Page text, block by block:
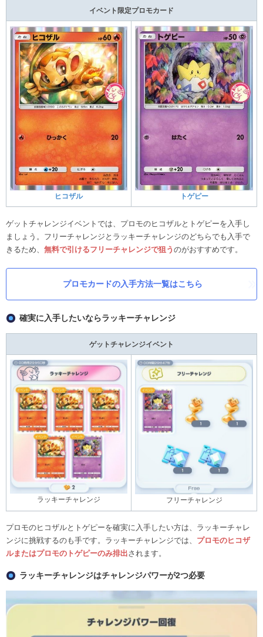
イベント限定プロモカード
ヒコザル トゲピー
ゲットチャレンジイベントでは、プロモのヒコザルとトゲピーを入手し
ましょう。フリーチャレンジとラッキーチャレンジのどちらでも入手で
きるため、 無料で引けるフリーチャレンジで狙う のがおすすめです。
プロモカードの入手方法一覧はこちら
確実に入手したいならラッキーチャレンジ
ゲットチャレンジイベント
ラッキーチャレンジ フリーチャレンジ
プロモのヒコザルとトゲピーを確実に入手したい方は、ラッキーチャレ
ンジに挑戦するのも手です。ラッキーチャレンジでは、 プロモのヒコザ
ルまたはプロモのトゲピーのみ排出されます。
ラッキーチャレンジはチャレンジパワーが2つ必要